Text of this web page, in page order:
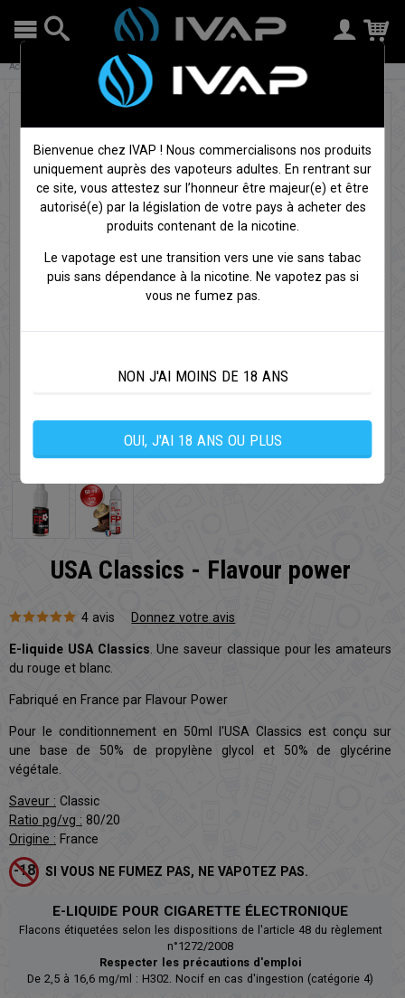
Accueil E-liquides 10ml USA Classics - Flavour power
USA Classics - Flavour power
4 avis Donnez votre avis
E-liquide USA Classics . Une saveur classique pour les amateurs
du rouge et blanc.
Fabriqué en France par Flavour Power
Pour le conditionnement en 50ml l'USA Classics est conçu sur
une base de 50% de propylène glycol et 50% de glycérine
végétale.
Saveur : Classic
Ratio pg/vg : 80/20
Origine : France
SI VOUS NE FUMEZ PAS, NE VAPOTEZ PAS.
E-LIQUIDE POUR CIGARETTE ÉLECTRONIQUE
Flacons étiquetées selon les dispositions de l'article 48 du règlement
n°1272/2008
Respecter les précautions d'emploi
De 2,5 à 16,6 mg/ml : H302. Nocif en cas d'ingestion (catégorie 4)
Bienvenue chez IVAP ! Nous commercialisons nos produits
uniquement auprès des vapoteurs adultes. En rentrant sur
ce site, vous attestez sur l’honneur être majeur(e) et être
autorisé(e) par la législation de votre pays à acheter des
produits contenant de la nicotine.
Le vapotage est une transition vers une vie sans tabac
puis sans dépendance à la nicotine. Ne vapotez pas si
vous ne fumez pas.
NON J'AI MOINS DE 18 ANS
OUI, J'AI 18 ANS OU PLUS